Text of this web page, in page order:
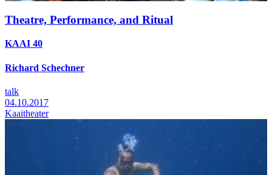
Theatre, Performance, and Ritual
KAAI 40
Richard Schechner
talk
04.10.2017
Kaaitheater